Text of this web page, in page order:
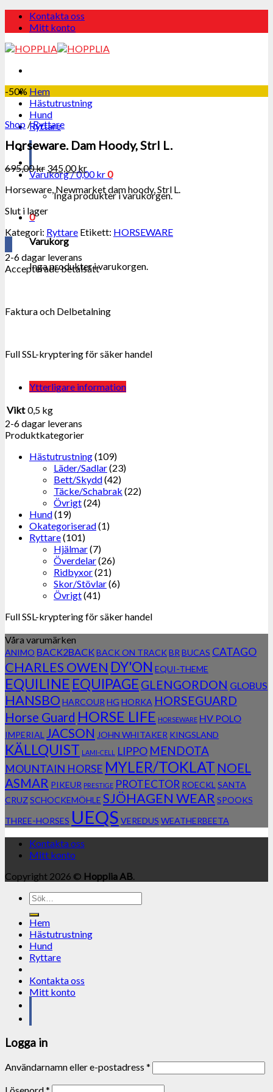
Skip
Kontakta oss
Mitt konto
Hem
Hästutrustning
Hund
Ryttare
Varukorg /0,00kr0
Inga produkter i varukorgen.
0
Varukorg
Inga produkter i varukorgen.
-50%
Shop /Ryttare
Horseware. Dam Hoody, Strl L.
695,00kr 345,00kr
Horseware, Newmarket dam hoody, Strl L.
Slut i lager
Kategori: Ryttare Etikett: HORSEWARE
2-6 dagar leverans
Accepterade betalsätt
Faktura och Delbetalning
Full SSL-kryptering för säker handel
Ytterligare information
Vikt 0,5 kg
2-6 dagar leverans
Produktkategorier
Hästutrustning(109)
Läder/Sadlar(23)
Bett/Skydd(42)
Täcke/Schabrak (22)
Övrigt(24)
Hund(19)
Okategoriserad(1)
Ryttare(101)
Hjälmar(7)
Överdelar(26)
Ridbyxor(21)
Skor/Stövlar(6)
Övrigt(41)
Full SSL-kryptering för säker handel
Våra varumärken
ANIMO BACK2BACKBACK ON TRACK BR BUCAS CATAGO
CHARLES OWEN DY'ON EQUI-THEME
EQUILINE EQUIPAGE GLENGORDON GLOBUS
HANSBO HARCOUR HG HORKA HORSEGUARD
Horse Guard HORSE LIFE HORSEWARE HV POLO
IMPERIAL JACSON JOHN WHITAKER KINGSLAND
KÄLLQUIST LAMI-CELL LIPPO MENDOTA
MOUNTAIN HORSE MYLER/TOKLAT NOEL
ASMAR PIKEUR PRESTIGE PROTECTOR ROECKL SANTA
CRUZSCHOCKEMÖHLE SJÖHAGEN WEAR SPOOKS
THREE-HORSES UEQS VEREDUS WEATHERBEETA
Kontakta oss
Mitt konto
Copyright 2026 © Hopplia AB.
Sök
efter:
Hem
Hästutrustning
Hund
Ryttare
Kontakta oss
Mitt konto
Logga in
Användarnamn eller e-postadress *